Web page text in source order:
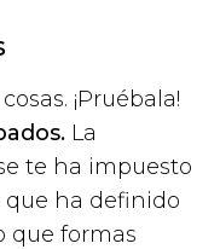
¡Pruébala!
La
te ha impuesto
que ha definido
que formas